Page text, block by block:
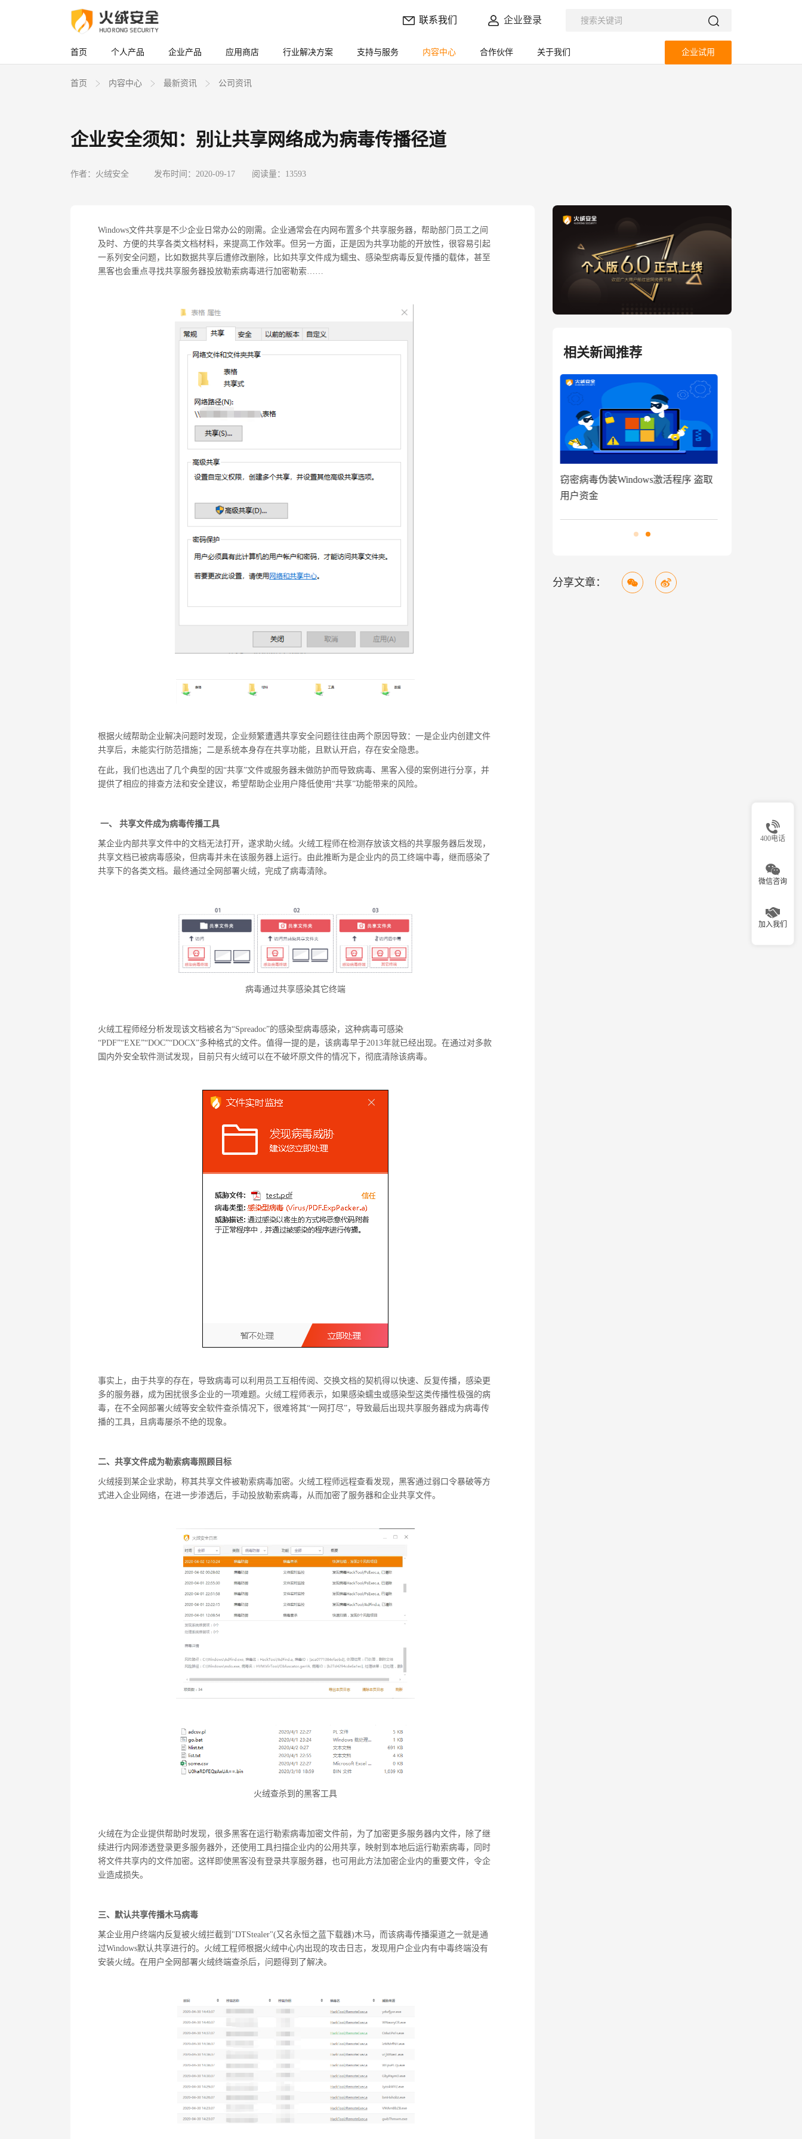
联系我们 企业登录
首页 个人产品 企业产品 应用商店 行业解决方案 支持与服务 内容中心 合作伙伴 关于我们 企业试用
400电话
微信咨询
加入我们
首页 内容中心 最新资讯 公司资讯
企业安全须知：别让共享网络成为病毒传播径道
作者：火绒安全 发布时间：2020-09-17 阅读量：13593
Windows文件共享是不少企业日常办公的刚需。企业通常会在内网布置多个共享服务器，帮助部门员工之间
及时、方便的共享各类文档材料，来提高工作效率。但另一方面，正是因为共享功能的开放性，很容易引起
一系列安全问题，比如数据共享后遭修改删除，比如共享文件成为蠕虫、感染型病毒反复传播的载体，甚至
黑客也会重点寻找共享服务器投放勒索病毒进行加密勒索……
根据火绒帮助企业解决问题时发现，企业频繁遭遇共享安全问题往往由两个原因导致：一是企业内创建文件
共享后，未能实行防范措施；二是系统本身存在共享功能，且默认开启，存在安全隐患。
在此，我们也选出了几个典型的因“共享”文件或服务器未做防护而导致病毒、黑客入侵的案例进行分享，并
提供了相应的排查方法和安全建议，希望帮助企业用户降低使用“共享”功能带来的风险。
一、 共享文件成为病毒传播工具
某企业内部共享文件中的文档无法打开，遂求助火绒。火绒工程师在检测存放该文档的共享服务器后发现，
共享文档已被病毒感染，但病毒并未在该服务器上运行。由此推断为是企业内的员工终端中毒，继而感染了
共享下的各类文档。最终通过全网部署火绒，完成了病毒清除。
病毒通过共享感染其它终端
火绒工程师经分析发现该文档被名为“Spreadoc”的感染型病毒感染，这种病毒可感染
“PDF”“EXE”“DOC”“DOCX”多种格式的文件。值得一提的是，该病毒早于2013年就已经出现。在通过对多款
国内外安全软件测试发现，目前只有火绒可以在不破坏原文件的情况下，彻底清除该病毒。
事实上，由于共享的存在，导致病毒可以利用员工互相传阅、交换文档的契机得以快速、反复传播，感染更
多的服务器，成为困扰很多企业的一项难题。火绒工程师表示，如果感染蠕虫或感染型这类传播性极强的病
毒，在不全网部署火绒等安全软件查杀情况下，很难将其“一网打尽”，导致最后出现共享服务器成为病毒传
播的工具，且病毒屡杀不绝的现象。
二、共享文件成为勒索病毒照顾目标
火绒接到某企业求助，称其共享文件被勒索病毒加密。火绒工程师远程查看发现，黑客通过弱口令暴破等方
式进入企业网络，在进一步渗透后，手动投放勒索病毒，从而加密了服务器和企业共享文件。
火绒查杀到的黑客工具
火绒在为企业提供帮助时发现，很多黑客在运行勒索病毒加密文件前，为了加密更多服务器内文件，除了继
续进行内网渗透登录更多服务器外，还使用工具扫描企业内的公用共享，映射到本地后运行勒索病毒，同时
将文件共享内的文件加密。这样即使黑客没有登录共享服务器，也可用此方法加密企业内的重要文件，令企
业造成损失。
三、默认共享传播木马病毒
某企业用户终端内反复被火绒拦截到 "DTStealer"( 又名永恒之蓝下载器)木马，而该病毒传播渠道之一就是通
过Windows默认共享进行的。火绒工程师根据火绒中心内出现的攻击日志，发现用户企业内有中毒终端没有
安装火绒。在用户全网部署火绒终端查杀后，问题得到了解决。
相关新闻推荐
技术揭秘|代码追踪工具分享及应用指
南来啦
分享文章：